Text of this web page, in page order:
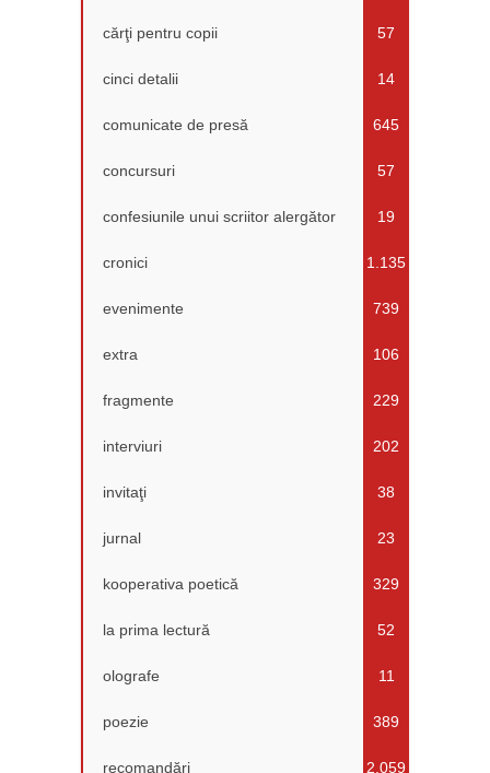
cărţi pentru copii 57
cinci detalii 14
comunicate de presă 645
concursuri 57
confesiunile unui scriitor alergător 19
cronici 1.135
evenimente 739
extra 106
fragmente 229
interviuri 202
invitaţi 38
jurnal 23
kooperativa poetică 329
la prima lectură 52
olografe 11
poezie 389
recomandări 2.059